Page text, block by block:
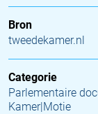
Bron
tweedekamer.nl
Categorie
Parlementaire
Kamer|Motie